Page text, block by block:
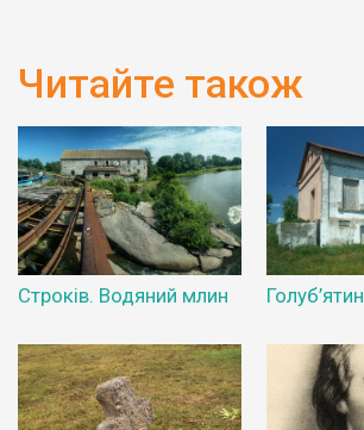
Читайте також
Строків. Водяний млин Голуб’ятин